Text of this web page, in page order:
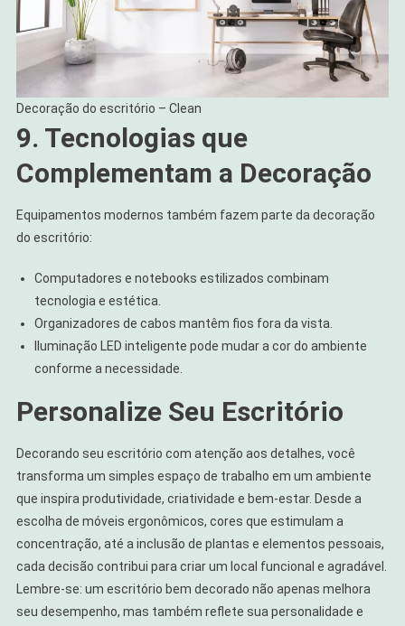
Decoração do escritório – Clean
9. Tecnologias que
Complementam a Decoração
Equipamentos modernos também fazem parte da decoração
do escritório:
Computadores e notebooks estilizados combinam
tecnologia e estética.
Organizadores de cabos mantêm fios fora da vista.
Iluminação LED inteligente pode mudar a cor do ambiente
conforme a necessidade.
Personalize Seu Escritório
Decorando seu escritório com atenção aos detalhes, você
transforma um simples espaço de trabalho em um ambiente
que inspira produtividade, criatividade e bem-estar. Desde a
escolha de móveis ergonômicos, cores que estimulam a
concentração, até a inclusão de plantas e elementos pessoais,
cada decisão contribui para criar um local funcional e agradável.
Lembre-se: um escritório bem decorado não apenas melhora
seu desempenho, mas também reflete sua personalidade e